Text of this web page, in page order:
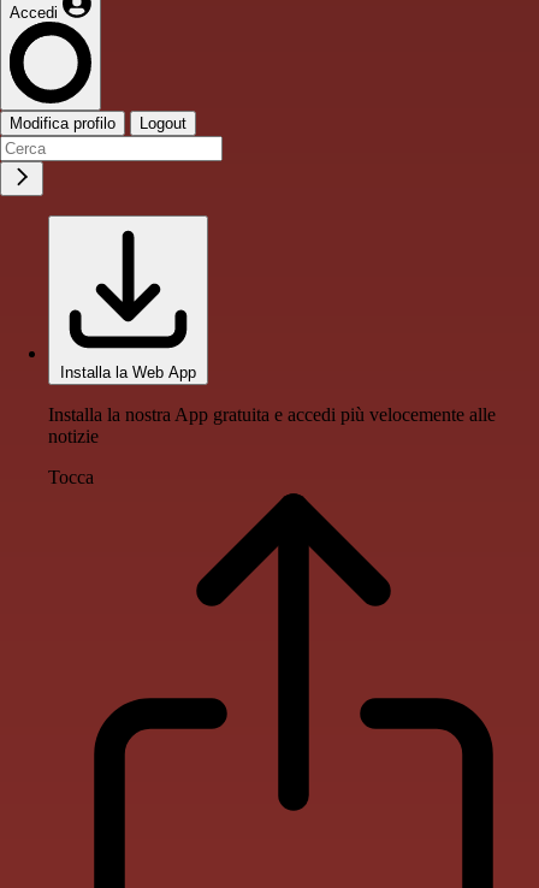
Accedi
Modifica profilo Logout
Installa la Web App
Installa la nostra App gratuita e accedi più velocemente alle
notizie
Tocca